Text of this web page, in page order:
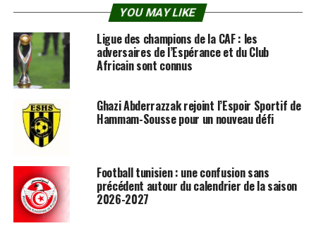
YOU MAY LIKE
Ligue des champions de la CAF : les
adversaires de l’Espérance et du Club
Africain sont connus
Ghazi Abderrazzak rejoint l’Espoir Sportif de
Hammam-Sousse pour un nouveau défi
Football tunisien : une confusion sans
précédent autour du calendrier de la saison
2026-2027